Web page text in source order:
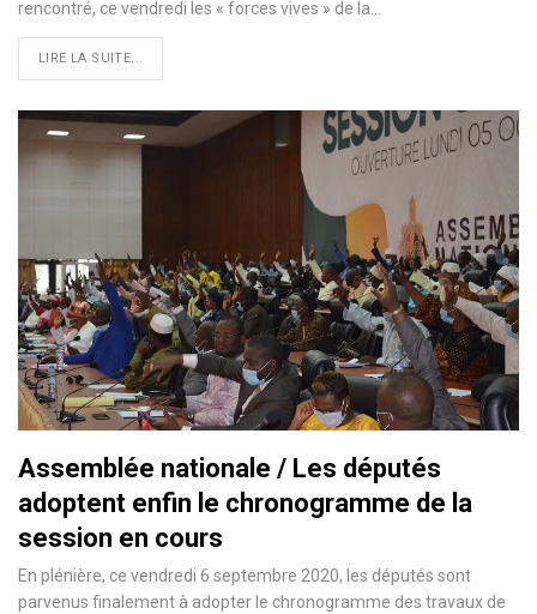
rencontré, ce vendredi les « forces vives » de la…
LIRE LA SUITE...
Assemblée nationale / Les députés
adoptent enfin le chronogramme de la
session en cours
En plénière, ce vendredi 6 septembre 2020, les députés sont
parvenus finalement à adopter le chronogramme des travaux de